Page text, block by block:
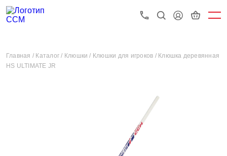
Главная / Каталог / Клюшки / Клюшки для игроков / Клюшка деревянная
HS ULTIMATE JR